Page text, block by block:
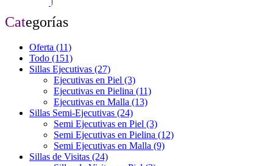
Categorías
Oferta (11)
Todo (151)
Sillas Ejecutivas (27)
Ejecutivas en Piel (3)
Ejecutivas en Pielina (11)
Ejecutivas en Malla (13)
Sillas Semi-Ejecutivas (24)
Semi Ejecutivas en Piel (3)
Semi Ejecutivas en Pielina (12)
Semi Ejecutivas en Malla (9)
Sillas de Visitas (24)